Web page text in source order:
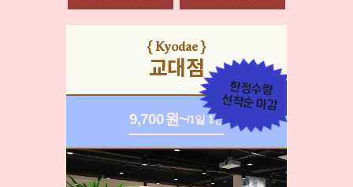
{ Kyodae }
교대점
한정수량
선착순 마감
9,700원~/1일 1인